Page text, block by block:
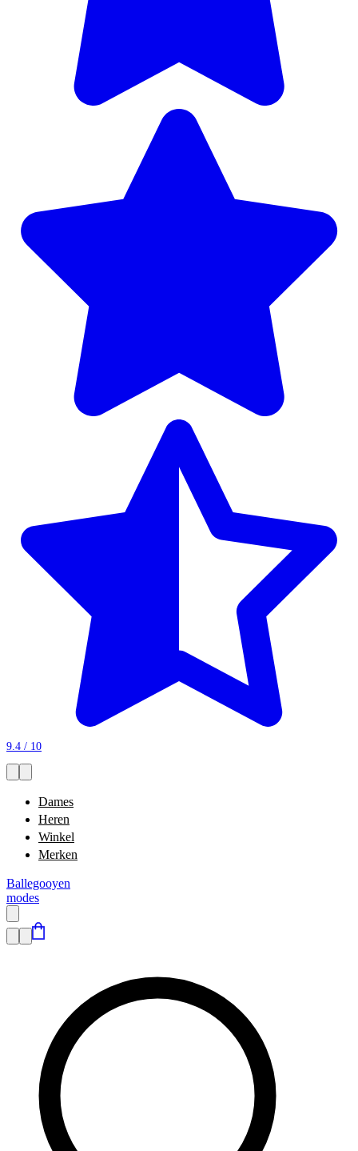
9.4 / 10
Dames
Heren
Winkel
Merken
Ballegooyen
modes